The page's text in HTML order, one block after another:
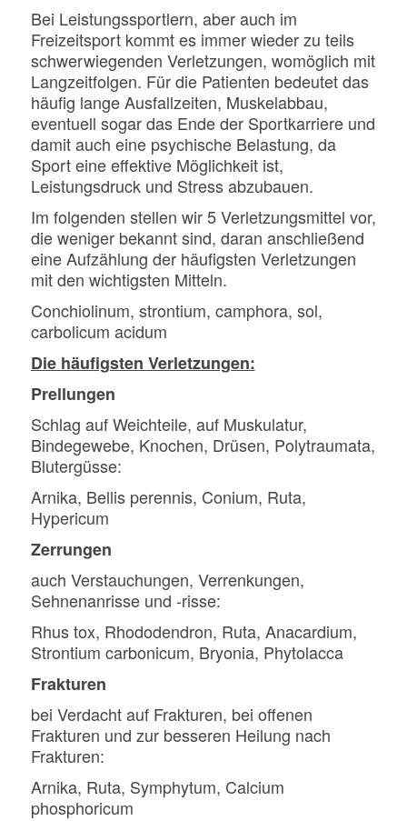
Bei Leistungssportlern, aber auch im
Freizeitsport kommt es immer wieder zu teils
schwerwiegenden Verletzungen, womöglich mit
Langzeitfolgen. Für die Patienten bedeutet das
häufig lange Ausfallzeiten, Muskelabbau,
eventuell sogar das Ende der Sportkarriere und
damit auch eine psychische Belastung, da
Sport eine effektive Möglichkeit ist,
Leistungsdruck und Stress abzubauen.
Im folgenden stellen wir 5 Verletzungsmittel vor,
die weniger bekannt sind, daran anschließend
eine Aufzählung der häufigsten Verletzungen
mit den wichtigsten Mitteln.
Conchiolinum, strontium, camphora, sol,
carbolicum acidum
Die häufigsten Verletzungen:
Prellungen
Schlag auf Weichteile, auf Muskulatur,
Bindegewebe, Knochen, Drüsen, Polytraumata,
Blutergüsse:
Arnika, Bellis perennis, Conium, Ruta,
Hypericum
Zerrungen
auch Verstauchungen, Verrenkungen,
Sehnenanrisse und -risse:
Rhus tox, Rhododendron, Ruta, Anacardium,
Strontium carbonicum, Bryonia, Phytolacca
Frakturen
bei Verdacht auf Frakturen, bei offenen
Frakturen und zur besseren Heilung nach
Frakturen:
Arnika, Ruta, Symphytum, Calcium
phosphoricum